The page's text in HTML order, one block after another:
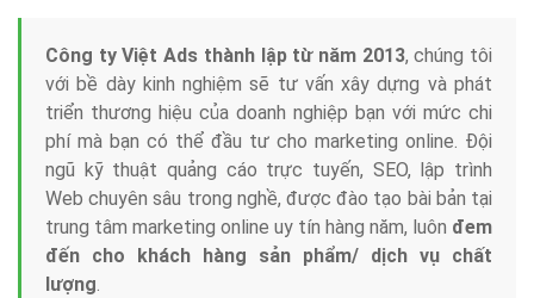
Công ty Việt Ads thành lập từ năm 2013, chúng tôi
với bề dày kinh nghiệm sẽ tư vấn xây dựng và phát
triển thương hiệu của doanh nghiệp bạn với mức chi
phí mà bạn có thể đầu tư cho marketing online. Đội
ngũ kỹ thuật quảng cáo trực tuyến, SEO, lập trình
Web chuyên sâu trong nghề, được đào tạo bài bản tại
trung tâm marketing online uy tín hàng năm, luôn đem
đến cho khách hàng sản phẩm/ dịch vụ chất
lượng.